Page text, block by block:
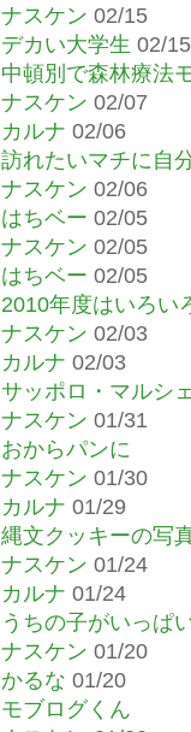
ナスケン 02/15
デカい大学生 02/15
中頓別で森林療法
ナスケン 02/07
カルナ 02/06
訪れたいマチに自
ナスケン 02/06
はちベー 02/05
ナスケン 02/05
はちベー 02/05
2010年度はいろい
ナスケン 02/03
カルナ 02/03
サッポロ・マルシ
ナスケン 01/31
おからパンに
ナスケン 01/30
カルナ 01/29
縄文クッキーの写
ナスケン 01/24
カルナ 01/24
うちの子がいっぱ
ナスケン 01/20
かるな 01/20
モブログくん